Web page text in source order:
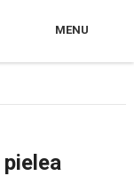
MENU